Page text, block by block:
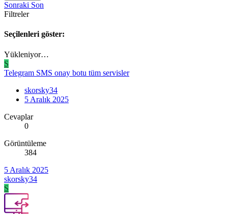
Sonraki Son
Filtreler
Seçilenleri göster:
Yükleniyor…
S
Telegram SMS onay botu tüm servisler
skorsky34
5 Aralık 2025
Cevaplar
0
Görüntüleme
384
5 Aralık 2025
skorsky34
S